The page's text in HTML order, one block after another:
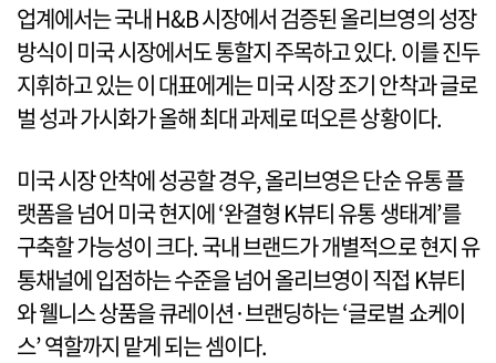
업계에서는 국내 H&B 시장에서 검증된 올리브영의 성장
방식이 미국 시장에서도 통할지 주목하고 있다. 이를 진두
지휘하고 있는 이 대표에게는 미국 시장 조기 안착과 글로
벌 성과 가시화가 올해 최대 과제로 떠오른 상황이다.
미국 시장 안착에 성공할 경우, 올리브영은 단순 유통 플
랫폼을 넘어 미국 현지에 ‘완결형 K뷰티 유통 생태계’를
구축할 가능성이 크다. 국내 브랜드가 개별적으로 현지 유
통채널에 입점하는 수준을 넘어 올리브영이 직접 K뷰티
와 웰니스 상품을 큐레이션·브랜딩하는 ‘글로벌 쇼케이
스’ 역할까지 맡게 되는 셈이다.